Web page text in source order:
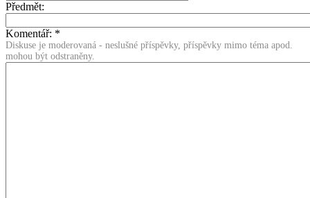
Předmět:
Komentář: *
Diskuse je moderovaná - neslušné příspěvky, příspěvky mimo téma apod.
mohou být odstraněny.